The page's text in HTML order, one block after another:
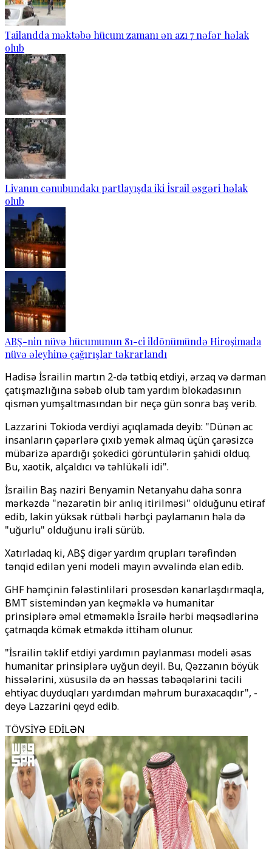
Tailandda məktəbə hücum zamanı ən azı 7 nəfər həlak
olub
Livanın cənubundakı partlayışda iki İsrail əsgəri həlak
olub
ABŞ-nin nüvə hücumunun 81-ci ildönümündə Hiroşimada
nüvə əleyhinə çağırışlar təkrarlandı
Hadisə İsrailin martın 2-də tətbiq etdiyi, ərzaq və dərman
çatışmazlığına səbəb olub tam yardım blokadasının
qismən yumşaltmasından bir neçə gün sonra baş verib.
Lazzarini Tokioda verdiyi açıqlamada deyib: "Dünən ac
insanların çəpərlərə çıxıb yemək almaq üçün çarəsizcə
mübarizə apardığı şokedici görüntülərin şahidi olduq.
Bu, xaotik, alçaldıcı və təhlükəli idi".
İsrailin Baş naziri Benyamin Netanyahu daha sonra
mərkəzdə "nəzarətin bir anlıq itirilməsi" olduğunu etiraf
edib, lakin yüksək rütbəli hərbçi paylamanın hələ də
"uğurlu" olduğunu irəli sürüb.
Xatırladaq ki, ABŞ digər yardım qrupları tərəfindən
tənqid edilən yeni modeli mayın əvvəlində elan edib.
GHF həmçinin fələstinliləri prosesdən kənarlaşdırmaqla,
BMT sistemindən yan keçməklə və humanitar
prinsiplərə əməl etməməklə İsrailə hərbi məqsədlərinə
çatmaqda kömək etməkdə ittiham olunur.
"İsrailin təklif etdiyi yardımın paylanması modeli əsas
humanitar prinsiplərə uyğun deyil. Bu, Qəzzanın böyük
hissələrini, xüsusilə də ən həssas təbəqələrini təcili
ehtiyac duyduqları yardımdan məhrum buraxacaqdır", -
deyə Lazzarini qeyd edib.
TÖVSİYƏ EDİLƏN